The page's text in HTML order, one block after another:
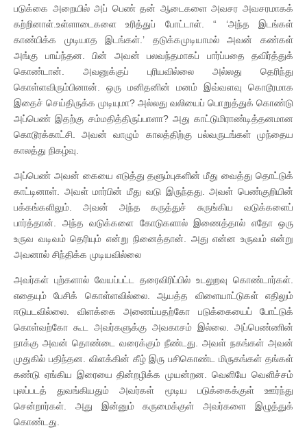
படுக்கை அறையில் அப் பெண் தன் ஆடைகளை அவசர அவசரமாகக்
கற்றினாள்.உள்ளாடைகளை உரித்துப் போட்டாள். “ ‘அந்த இடங்கள்
காண்பிக்க முடியாத இடங்கள்.’ தடுக்கமுடியாமல் அவன் கண்கள்
அங்கு பாய்ந்தன. பின் அவன் பலவந்தமாகப் பார்ப்பதை தவிர்த்துக்
கொண்டான். அவனுக்குப் புரியவில்லை அல்லது தெரிந்து
கொள்ளவிரும்பினான். ஒரு மனிதனின் மனம் இவ்வளவு கொடூரமாக
இதைச் செய்திருக்க முடியுமா? அல்லது வலியைப் பொறுத்துக் கொண்டு
அப்பெண் இதற்கு சம்மதித்திருப்பாளா? அது காட்டுமிராண்டித்தனமான
கொடூரக்காட்சி. அவன் வாழும் காலத்திற்கு பல்வருடங்கள் முந்தைய
காலத்து நிகழ்வு.
அப்பெண் அவன் கையை எடுத்து தளும்புகளின் மீது வைத்து தொட்டுக்
காட்டினாள். அவள் மார்பின் மீது வடு இருந்தது. அவள் பெண்குறியின்
பக்கங்களிலும். அவன் அந்த கருத்துச் சுருங்கிய வடுக்களைப்
பார்த்தான். அந்த வடுக்களை கோடுகளால் இணைத்தால் எதோ ஒரு
உருவ வடிவம் தெரியும் என்று நினைத்தான். அது என்ன உருவம் என்று
அவனால் சிந்திக்க முடியவில்லை
அவர்கள் புற்களால் வேயப்பட்ட தரைவிரிப்பில் உடலுறவு கொண்டார்கள்.
எதையும் பேசிக் கொள்ளவில்லை. ஆயத்த விளையாட்டுகள் எதிலும்
ஈடுபடவில்லை. விளக்கை அணைப்பதற்கோ படுக்கையைப் போட்டுக்
கொள்வற்கோ கூட அவர்களுக்கு அவகாசம் இல்லை. அப்பெண்ணின்
நாக்கு அவன் தொண்டை வரைக்கும் நீண்டது. அவள் நகங்கள் அவன்
முதுகில் பதிந்தன. விளக்கின் கீழ் இரு பசிகொண்ட மிருகங்கள் தங்கள்
கண்டு ஏங்கிய இரையை தின்றழிக்க முயன்றன. வெளியே வெளிச்சம்
புலப்படத் துவங்கியதும் அவர்கள் மூடிய படுக்கைக்குள் ஊர்ந்து
சென்றார்கள். அது இன்னும் கருமைக்குள் அவர்களை இழுத்துக்
கொண்டது.